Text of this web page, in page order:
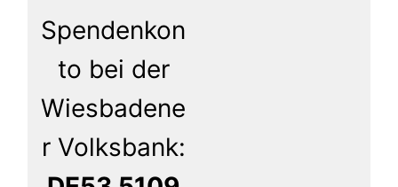
Spendenkon
to bei der
Wiesbadene
r Volksbank: